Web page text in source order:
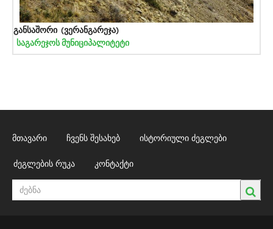
განსაშორი (ვერანგარეჯა)
საგარეჯოს მუნიციპალიტეტი
მთავარი ჩვენს შესახებ ისტორიული ძეგლები
ძეგლების რუკა კონტაქტი